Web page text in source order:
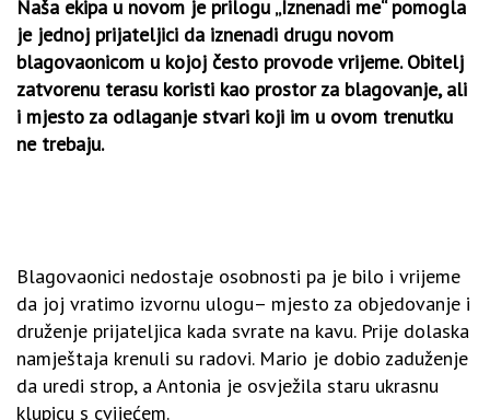
Naša ekipa u novom je prilogu „Iznenadi me“ pomogla
je jednoj prijateljici da iznenadi drugu novom
blagovaonicom u kojoj često provode vrijeme. Obitelj
zatvorenu terasu koristi kao prostor za blagovanje, ali
i mjesto za odlaganje stvari koji im u ovom trenutku
ne trebaju.
Blagovaonici nedostaje osobnosti pa je bilo i vrijeme
da joj vratimo izvornu ulogu– mjesto za objedovanje i
druženje prijateljica kada svrate na kavu. Prije dolaska
namještaja krenuli su radovi. Mario je dobio zaduženje
da uredi strop, a Antonia je osvježila staru ukrasnu
klupicu s cvijećem.